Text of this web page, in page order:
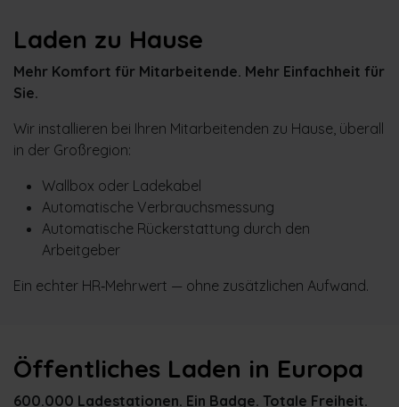
Laden zu Hause
Mehr Komfort für Mitarbeitende. Mehr Einfachheit für
Sie.
Wir installieren bei Ihren Mitarbeitenden zu Hause, überall
in der Großregion:
Wallbox oder Ladekabel
Automatische Verbrauchsmessung
Automatische Rückerstattung durch den
Arbeitgeber
Ein echter HR‑Mehrwert — ohne zusätzlichen Aufwand.
Öffentliches Laden in Europa
600.000 Ladestationen. Ein Badge. Totale Freiheit.